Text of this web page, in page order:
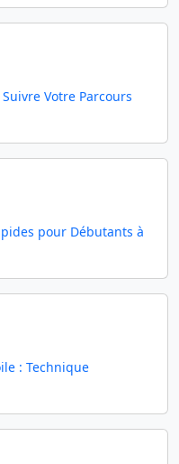
Votre Parcours
pour Débutants à
: Technique